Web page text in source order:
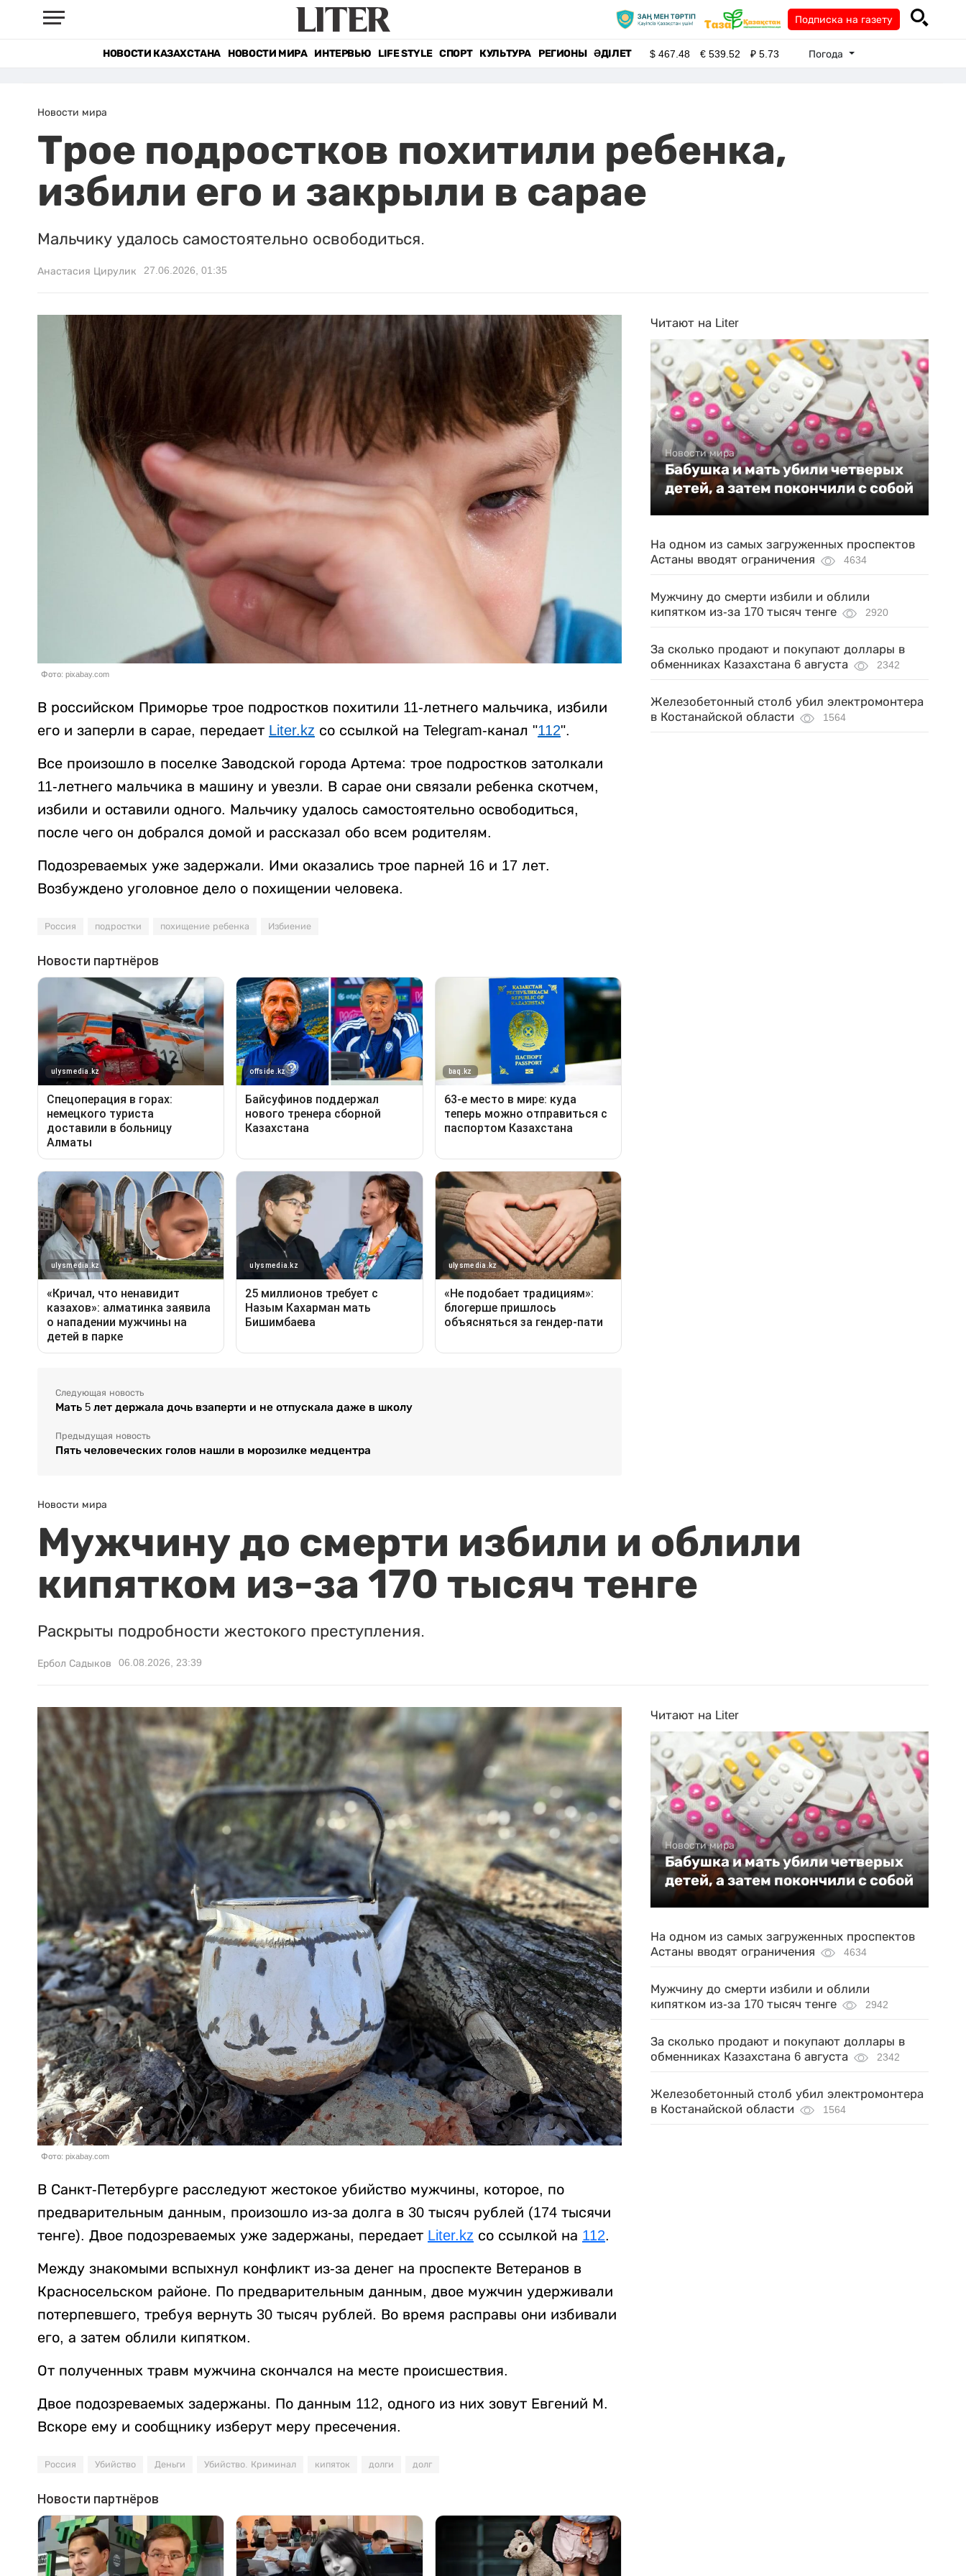
Подписка на газету
НОВОСТИ КАЗАХСТАНА НОВОСТИ МИРА ИНТЕРВЬЮ LIFE STYLE СПОРТ КУЛЬТУРА РЕГИОНЫ ӘДІЛЕТ $467.48 €539.52 ₽5.73 Погода
Новости мира
Трое подростков похитили ребенка,
избили его и закрыли в сарае
Мальчику удалось самостоятельно освободиться.
Анастасия Цирулик 27.06.2026, 01:35
Фото: pixabay.com
В российском Приморье трое подростков похитили 11-летнего мальчика, избили
его и заперли в сарае, передает Liter.kz со ссылкой на Telegram-канал "112".
Все произошло в поселке Заводской города Артема: трое подростков затолкали
11-летнего мальчика в машину и увезли. В сарае они связали ребенка скотчем,
избили и оставили одного. Мальчику удалось самостоятельно освободиться,
после чего он добрался домой и рассказал обо всем родителям.
Подозреваемых уже задержали. Ими оказались трое парней 16 и 17 лет.
Возбуждено уголовное дело о похищении человека.
Россия подростки похищение ребенка Избиение
Следующая новость
Мать 5 лет держала дочь взаперти и не отпускала даже в школу
Предыдущая новость
Пять человеческих голов нашли в морозилке медцентра
Читают на Liter
Новости мира
Бабушка и мать убили четверых
детей, а затем покончили с собой
На одном из самых загруженных проспектов
Астаны вводят ограничения
4634
Мужчину до смерти избили и облили
кипятком из-за 170 тысяч тенге
2920
За сколько продают и покупают доллары в
обменниках Казахстана 6 августа
2342
Железобетонный столб убил электромонтера
в Костанайской области
1564
Новости мира
Мужчину до смерти избили и облили
кипятком из-за 170 тысяч тенге
Раскрыты подробности жестокого преступления.
Ербол Садыков 06.08.2026, 23:39
Фото: pixabay.com
В Санкт-Петербурге расследуют жестокое убийство мужчины, которое, по
предварительным данным, произошло из-за долга в 30 тысяч рублей (174 тысячи
тенге). Двое подозреваемых уже задержаны, передает Liter.kz со ссылкой на 112.
Между знакомыми вспыхнул конфликт из-за денег на проспекте Ветеранов в
Красносельском районе. По предварительным данным, двое мужчин удерживали
потерпевшего, требуя вернуть 30 тысяч рублей. Во время расправы они избивали
его, а затем облили кипятком.
От полученных травм мужчина скончался на месте происшествия.
Двое подозреваемых задержаны. По данным 112, одного из них зовут Евгений М.
Вскоре ему и сообщнику изберут меру пресечения.
Россия Убийство Деньги Убийство. Криминал кипяток долги долг
Читают на Liter
Новости мира
Бабушка и мать убили четверых
детей, а затем покончили с собой
На одном из самых загруженных проспектов
Астаны вводят ограничения
4634
Мужчину до смерти избили и облили
кипятком из-за 170 тысяч тенге
2942
За сколько продают и покупают доллары в
обменниках Казахстана 6 августа
2342
Железобетонный столб убил электромонтера
в Костанайской области
1564